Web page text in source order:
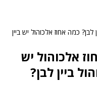
כמה אחוז אלכוהול יש ביין
אלכוהול יש
ביין לבן?